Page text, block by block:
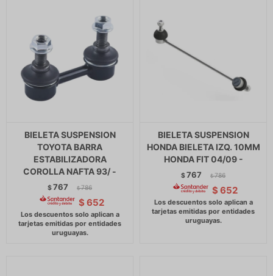
BIELETA SUSPENSION
TOYOTA BARRA
ESTABILIZADORA
COROLLA NAFTA 93/ -
$767 $ 786
$ 652
BIELETA SUSPENSION
HONDA BIELETA IZQ. 10MM
HONDA FIT 04/09 -
$767 $ 786
$ 652